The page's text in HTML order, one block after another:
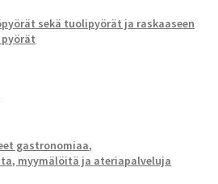
sekä tuolipyörät ja raskaaseen
gastronomiaa,
myymälöitä ja ateriapalveluja